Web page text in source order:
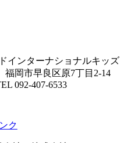
インターナショナルキッズ
福岡市早良区原7丁目2-14
092-407-6533